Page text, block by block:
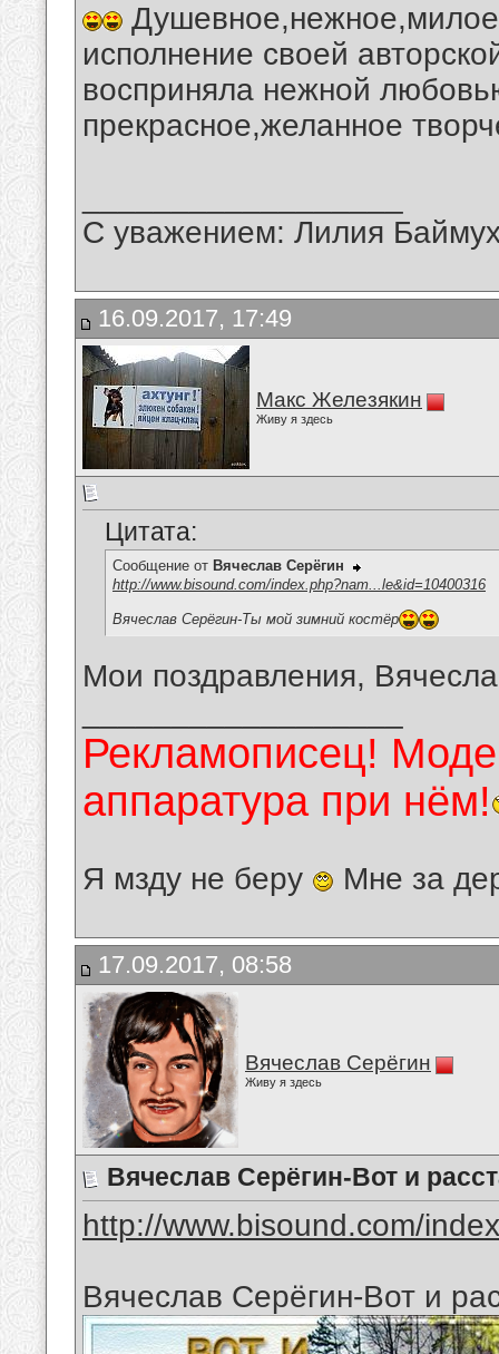
исполнение своей
восприняла нежной
прекрасное,желанное
С уважением: Лилия
16.09.2017, 17:49
Макс Железякин
Живу я здесь
Цитата:
Сообщение от Вячеслав Серёгин
http://www.bisound.com/index.php?nam...le&id=10400316
Вячеслав Серёгин-Ты мой зимний костёр
Мои поздравления,
Рекламописец!
аппаратура при нём!
Я мзду не беру Мне за
17.09.2017, 08:58
Вячеслав Серёгин
Живу я здесь
Вячеслав Серёгин-Вот и
http://www.bisound.com/
Вячеслав Серёгин-Вот и